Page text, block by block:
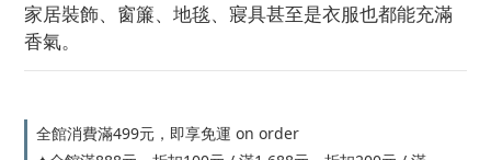
家居裝飾、窗簾、地毯、寢具甚至是衣服也都能充滿
香氣。
全館消費滿499元，即享免運 on order